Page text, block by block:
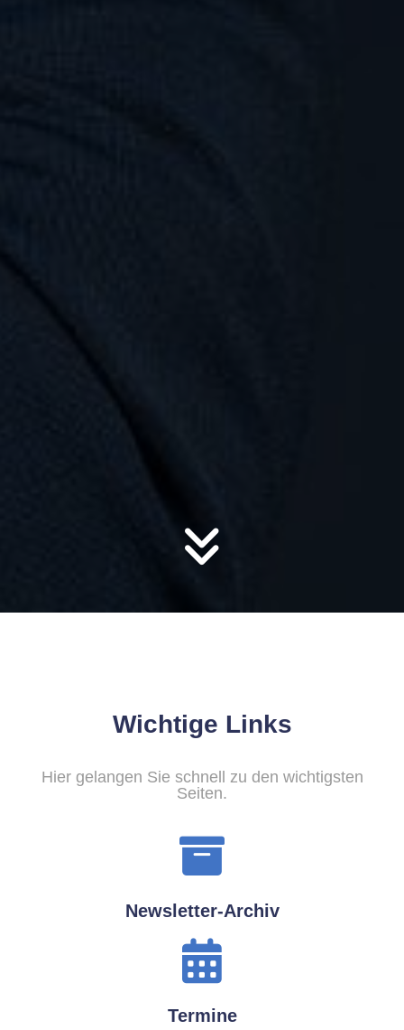
Wichtige Links
Hier gelangen Sie schnell zu den wichtigsten
Seiten.
Newsletter-Archiv
Termine